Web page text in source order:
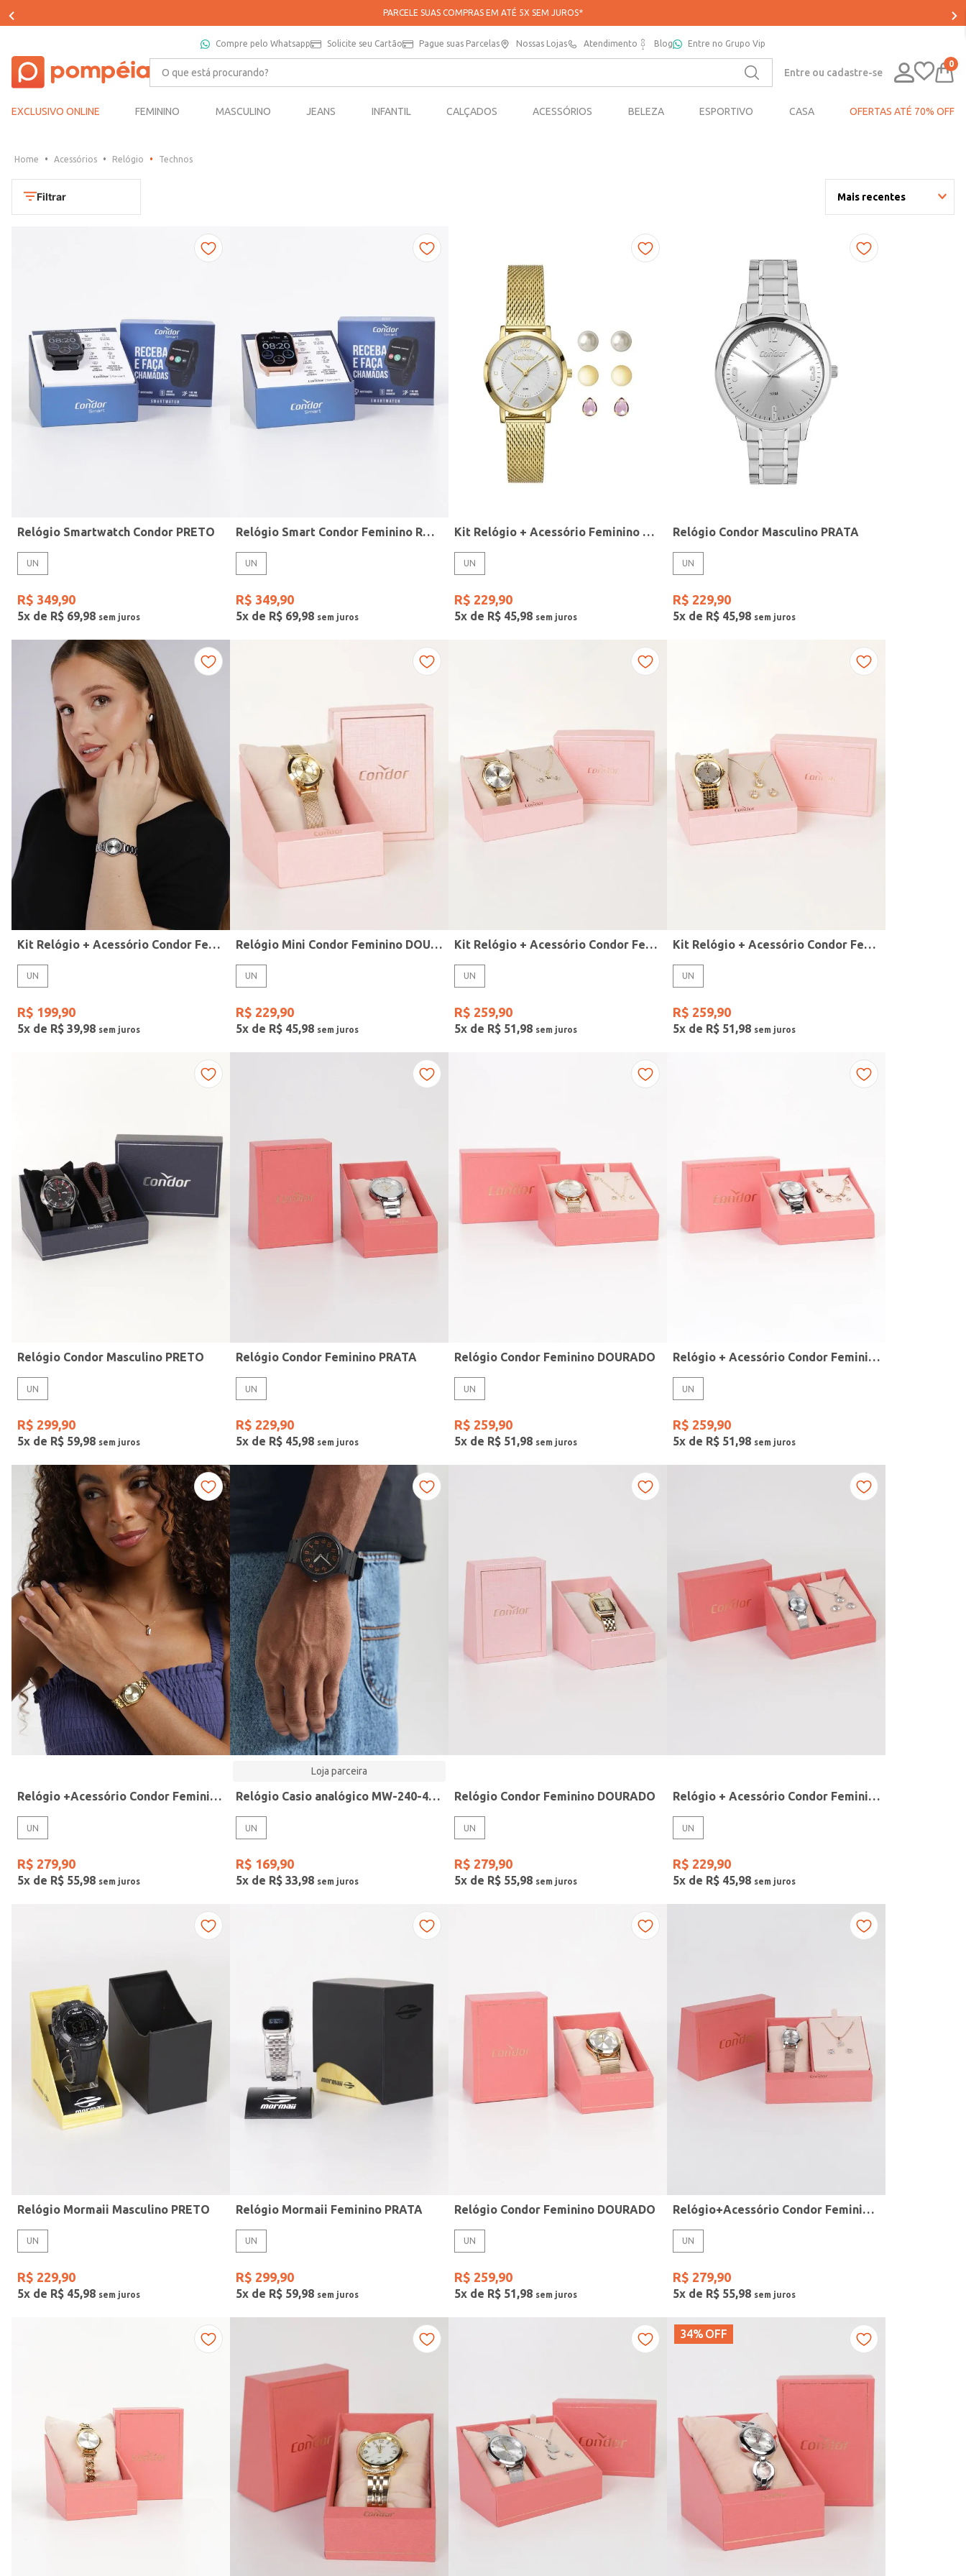
PARCELE SUAS COMPRAS EM ATÉ 5X SEM JUROS*
Compre pelo Whatsapp Solicite seu Cartão Pague suas Parcelas Nossas Lojas Atendimento Blog Entre no Grupo Vip
O que está procurando?
Entre ou cadastre-se
0
EXCLUSIVO ONLINE FEMININO MASCULINO JEANS INFANTIL CALÇADOS ACESSÓRIOS BELEZA ESPORTIVO CASA OFERTAS ATÉ 70% OFF
Acessórios Relógio Technos
Filtrar Mais recentes
UN
Mormaii
Casio
Gang
Preto
Rose
Vermelho
Estilo
Fitness
Modelo
Modelo de Pulseira
Vendido Por
Relógio Smartwatch Condor PRETO
UN
R$ 349,90
5x de R$ 69,98
Relógio Smart Condor Feminino ROSE
UN
R$ 349,90
5x de R$ 69,98
Kit Relógio + Acessório Feminino DOURADO
UN
R$ 229,90
5x de R$ 45,98
Relógio Condor Masculino PRATA
UN
R$ 229,90
5x de R$ 45,98
Kit Relógio + Acessório Condor Feminino PRATA
UN
R$ 199,90
5x de R$ 39,98
Relógio Mini Condor Feminino DOURADO
UN
R$ 229,90
5x de R$ 45,98
Kit Relógio + Acessório Condor Feminino DOURADO
UN
R$ 259,90
5x de R$ 51,98
Kit Relógio + Acessório Condor Feminino DOURADO
UN
R$ 259,90
5x de R$ 51,98
Relógio Condor Masculino PRETO
UN
R$ 299,90
5x de R$ 59,98
Relógio Condor Feminino PRATA
UN
R$ 229,90
5x de R$ 45,98
Relógio Condor Feminino DOURADO
UN
R$ 259,90
5x de R$ 51,98
Relógio + Acessório Condor Feminino PRATA
UN
R$ 259,90
5x de R$ 51,98
Relógio +Acessório Condor Feminino DOURADO
UN
R$ 279,90
5x de R$ 55,98
Loja parceira
Relógio Casio analógico MW-240-4BVDF-SC
UN
R$ 169,90
5x de R$ 33,98
Relógio Condor Feminino DOURADO
UN
R$ 279,90
5x de R$ 55,98
Relógio + Acessório Condor Feminino PRATA
UN
R$ 229,90
5x de R$ 45,98
Relógio Mormaii Masculino PRETO
UN
R$ 229,90
5x de R$ 45,98
Relógio Mormaii Feminino PRATA
UN
R$ 299,90
5x de R$ 59,98
Relógio Condor Feminino DOURADO
UN
R$ 259,90
5x de R$ 51,98
Relógio+Acessório Condor Feminino ROSE
UN
R$ 279,90
5x de R$ 55,98
34% OFF